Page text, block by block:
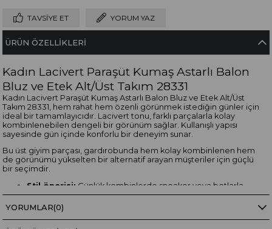
TAVSIYE ET YORUM YAZ
ÜRÜN ÖZELLIKLERI
Kadın Lacivert Paraşüt Kumaş Astarlı Balon
Bluz ve Etek Alt/Üst Takım 28331
Kadın Lacivert Paraşüt Kumaş Astarlı Balon Bluz ve Etek Alt/Üst
Takım 28331, hem rahat hem özenli görünmek istediğin günler için
ideal bir tamamlayıcıdır. Lacivert tonu, farklı parçalarla kolay
kombinlenebilen dengeli bir görünüm sağlar. Kullanışlı yapısı
sayesinde gün içinde konforlu bir deneyim sunar.
Bu üst giyim parçası, gardırobunda hem kolay kombinlenen hem
de görünümü yükselten bir alternatif arayan müşteriler için güçlü
bir seçimdir.
Stil önerisi: Günlük kombinlerde sneaker veya botlarla,
daha şık görünümlerde ise tamamlayıcı aksesuarlarla
kullanabilirsin.
Kullanım avantajı:
sayesinde yoğun günlerde pratik bir şıklık sağlar.
YORUMLAR(0)